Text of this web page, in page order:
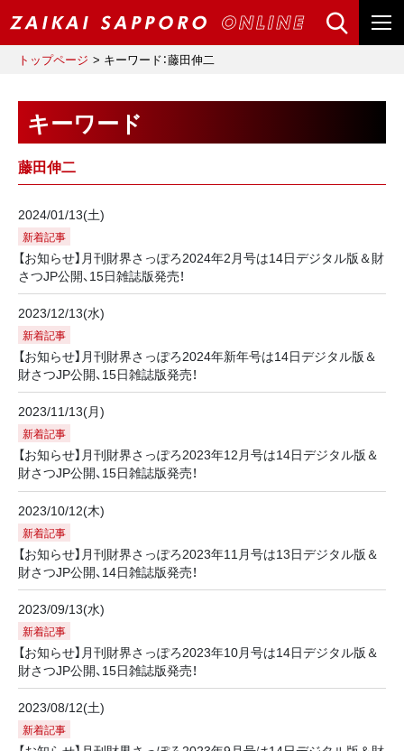
トップページ キーワード：藤田伸二
キーワード
藤田伸二
2024/01/13(土)
新着記事
【お知らせ】月刊財界さっぽろ2024年2月号は14日デジタル版＆財
さつJP公開、15日雑誌版発売！
2023/12/13(水)
新着記事
【お知らせ】月刊財界さっぽろ2024年新年号は14日デジタル版＆
財さつJP公開、15日雑誌版発売！
2023/11/13(月)
新着記事
【お知らせ】月刊財界さっぽろ2023年12月号は14日デジタル版＆
財さつJP公開、15日雑誌版発売！
2023/10/12(木)
新着記事
【お知らせ】月刊財界さっぽろ2023年11月号は13日デジタル版＆
財さつJP公開、14日雑誌版発売！
2023/09/13(水)
新着記事
【お知らせ】月刊財界さっぽろ2023年10月号は14日デジタル版＆
財さつJP公開、15日雑誌版発売！
2023/08/12(土)
新着記事